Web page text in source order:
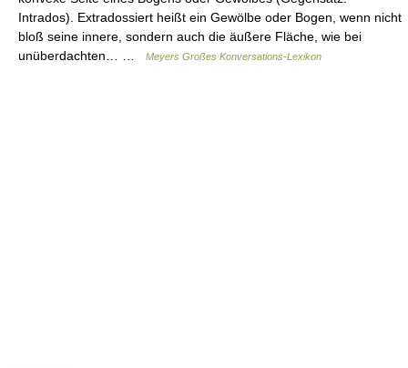
Intrados). Extradossiert heißt ein Gewölbe oder Bogen, wenn nicht
bloß seine innere, sondern auch die äußere Fläche, wie bei
unüberdachten… …
Meyers Großes Konversations-Lexikon